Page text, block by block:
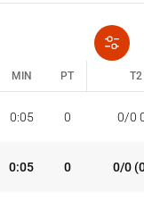
MIN PT T2
0:05 0 0/0
0:05 0 0/0